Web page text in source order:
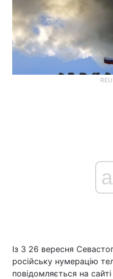
Із З 26 вересня
російську нумерацію
повідомляється на